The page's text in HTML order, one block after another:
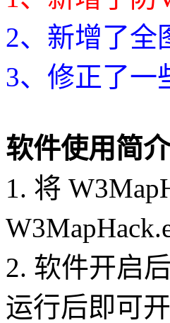
2、新增了全
3、修正了一
软件使用简
1. 将
2. 软件开启
运行后即可